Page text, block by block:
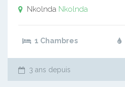
Nkolnda Nkolnda
1 Chambres
3 ans depuis